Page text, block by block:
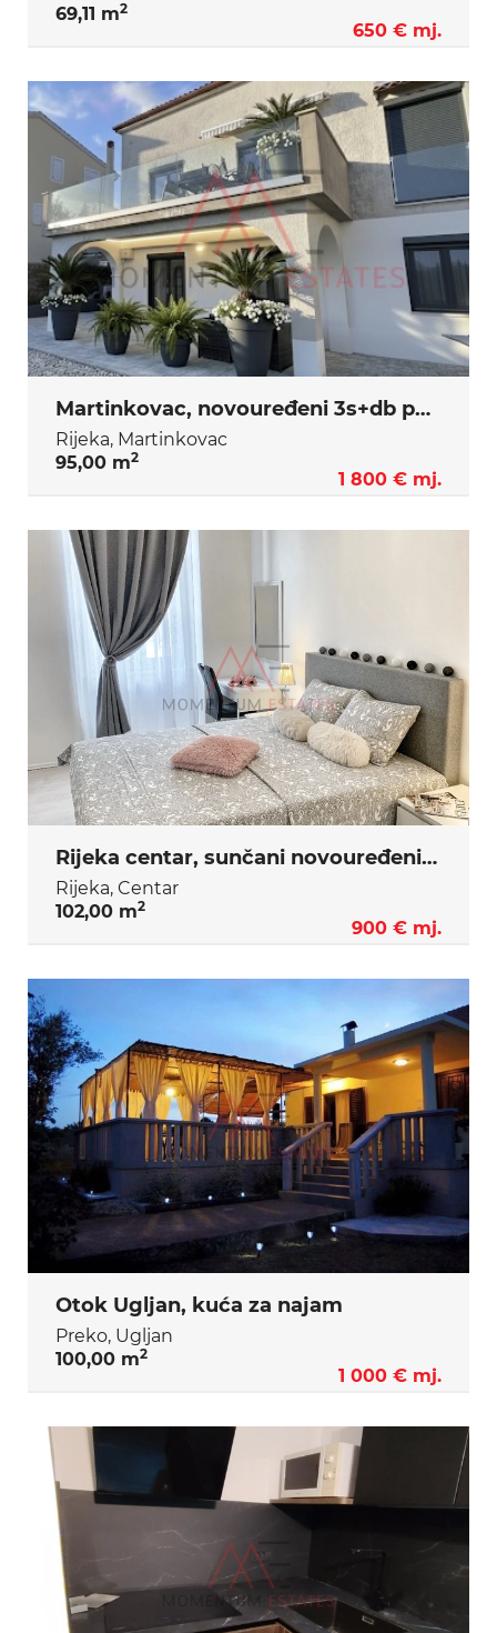
69,11 m2
650 € mj.
Martinkovac, novouređeni 3s+db pet friendly
Rijeka, Martinkovac
95,00 m2
1 800 € mj.
Rijeka centar, sunčani novouređeni 2s+db dugoročno
Rijeka, Centar
102,00 m2
900 € mj.
Otok Ugljan, kuća za najam
Preko, Ugljan
100,00 m2
1 000 € mj.